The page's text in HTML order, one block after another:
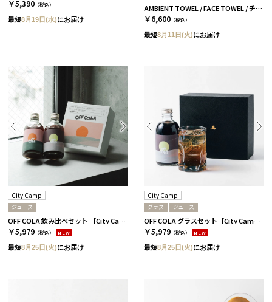
￥5,390 （税込）
最短8月19日(水)にお届け
AMBIENT TOWEL / FACE TOWEL / チャコール
￥6,600 （税込）
最短8月11日(火)にお届け
City Camp
ジュース
OFF COLA 飲み比べセット ［City Camp］
￥5,979 （税込） NEW
最短8月25日(火)にお届け
City Camp
グラス ジュース
OFF COLA グラスセット［City Camp］
￥5,979 （税込） NEW
最短8月25日(火)にお届け